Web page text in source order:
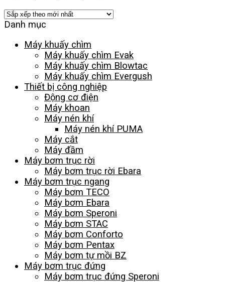
Danh mục
Máy khuấy chìm
Máy khuấy chìm Evak
Máy khuấy chìm Blowtac
Máy khuấy chìm Evergush
Thiết bị công nghiệp
Động cơ điện
Máy khoan
Máy nén khí
Máy nén khí PUMA
Máy cắt
Máy đầm
Máy bơm trục rời
Máy bơm trục rời Ebara
Máy bơm trục ngang
Máy bơm TECO
Máy bơm Ebara
Máy bơm Speroni
Máy bơm STAC
Máy bơm Conforto
Máy bơm Pentax
Máy bơm tự mồi BZ
Máy bơm trục đứng
Máy bơm trục đứng Speroni